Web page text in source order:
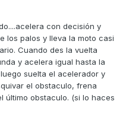
con decisión y
los palos y lleva la moto casi
Cuando des la vuelta
y acelera igual hasta la
suelta el acelerador y
el obstaculo, frena
último obstaculo. (si lo haces